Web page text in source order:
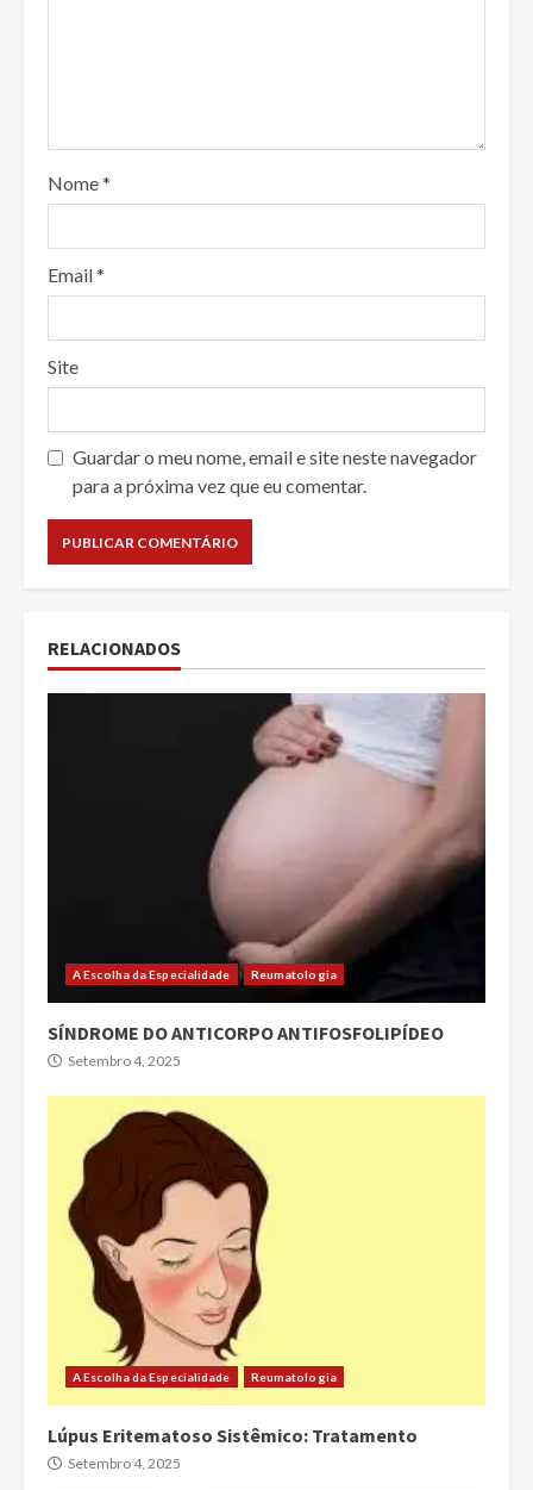
Nome*
Email*
Site
Guardar o meu nome, email e site neste navegador
para a próxima vez que eu comentar.
RELACIONADOS
A Escolha da Especialidade Reumatologia
SÍNDROME DO ANTICORPO ANTIFOSFOLIPÍDEO
Setembro 4, 2025
A Escolha da Especialidade Reumatologia
Lúpus Eritematoso Sistêmico: Tratamento
Setembro 4, 2025